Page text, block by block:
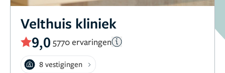
Velthuis kliniek
9,0 5770 ervaringen
8 vestigingen